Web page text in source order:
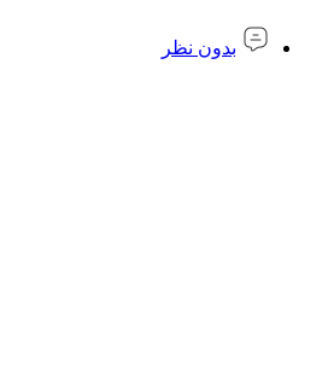
بدون نظر